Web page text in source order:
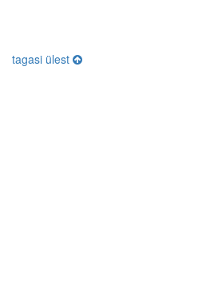
tagasi ülest